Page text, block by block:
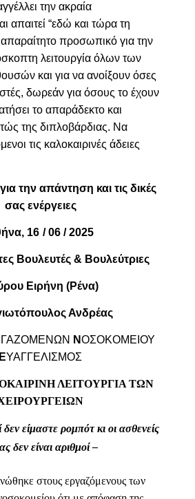
την ακραία
απαιτεί “εδώ και τώρα τη
προσωπικό για την
λειτουργία όλων των
και για να ανοίξουν όσες
δωρεάν για όσους το έχουν
το απαράδεκτο και
της διπλοβάρδιας. Να
τις καλοκαιρινές άδειες
την απάντηση και τις δικές
σας ενέργειες
16 / 06 / 2025
Βουλευτές & Βουλεύτριες
Ειρήνη (Ρένα)
Ανδρέας
ΝΟΣΟΚΟΜΕΙΟΥ
ΕΥΑΓΓΕΛΙΣΜΟΣ
ΛΕΙΤΟΥΡΓΙΑ ΤΩΝ
δεν είμαστε ρομπότ κι οι ασθενείς
δεν είναι αριθμοί–
στους εργαζόμενους των